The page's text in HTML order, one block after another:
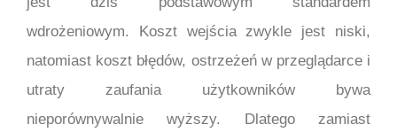
wdrożeniowym. Koszt wejścia zwykle jest niski,
natomiast koszt błędów, ostrzeżeń w przeglądarce i
utraty zaufania użytkowników bywa
nieporównywalnie wyższy. Dlatego zamiast